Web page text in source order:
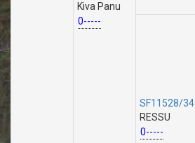
Kiva Panu
0-----
SF11528/34
RESSU
0-----